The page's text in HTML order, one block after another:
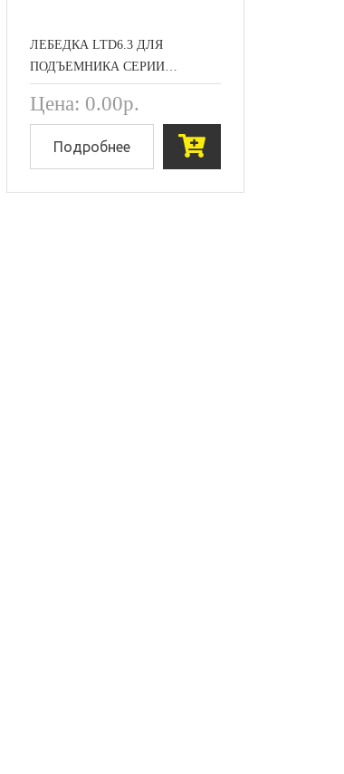
ЛЕБЕДКА LTD6.3 ДЛЯ
ПОДЪЕМНИКА СЕРИИ…
Цена: 0.00р.
Подробнее